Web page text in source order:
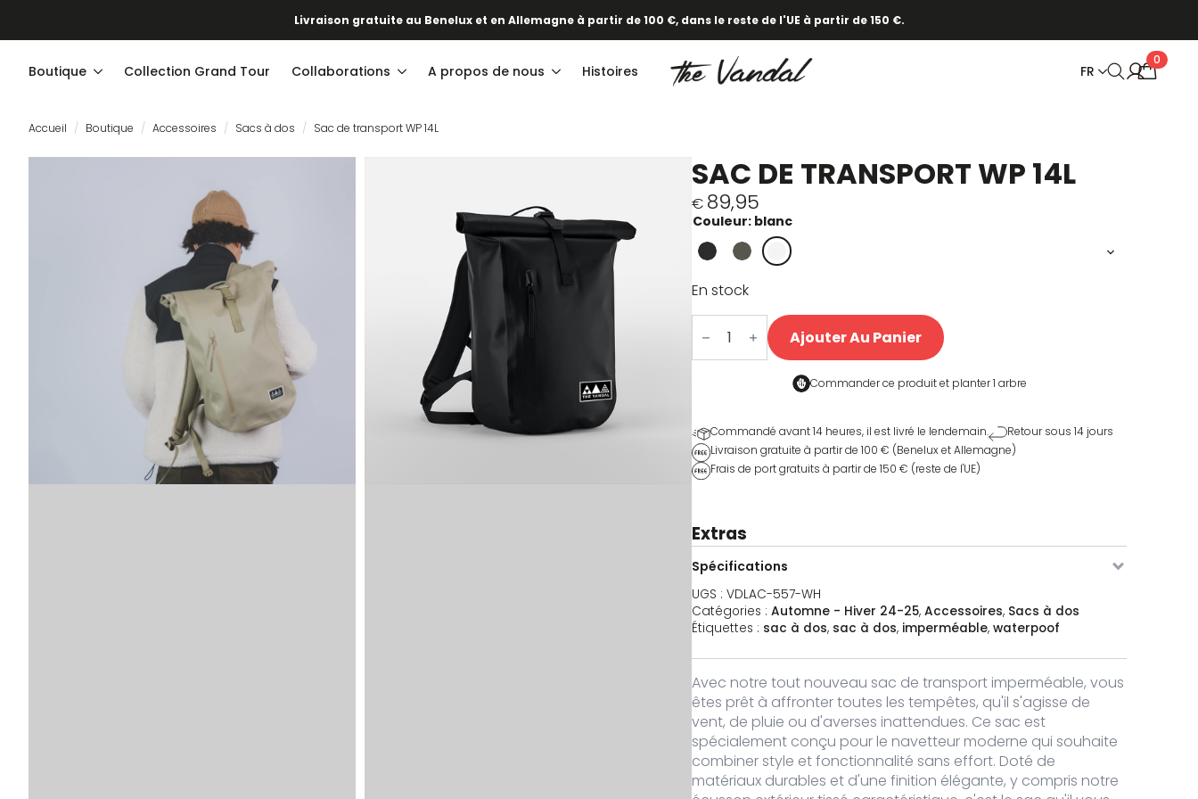
Livraison gratuite au Benelux et en Allemagne à partir de 100 €, dans le reste de l'UE à partir de 150 €.
Boutique Collection Grand Tour Collaborations A propos de nous Histoires FR
0
Accueil Boutique Accessoires Sacs à dos Sac de transport WP 14L
SAC DE TRANSPORT WP 14L
€ 89,95
Couleur: blanc
En stock
quantité
de
Commuter
Bag
Ajouter Au Panier
Commander ce produit et planter 1 arbre
Commandé avant 14 heures, il est livré le lendemain.
Retour sous 14 jours
Livraison gratuite à partir de 100 € (Benelux et Allemagne)
Frais de port gratuits à partir de 150 € (reste de l'UE)
Extras
Spécifications
UGS : VDLAC-557-WH
Catégories : Automne - Hiver 24-25, Accessoires, Sacs à dos
Étiquettes : sac à dos, sac à dos, imperméable, waterpoof
Avec notre tout nouveau sac de transport imperméable, vous
êtes prêt à affronter toutes les tempêtes, qu'il s'agisse de
vent, de pluie ou d'averses inattendues. Ce sac est
spécialement conçu pour le navetteur moderne qui souhaite
combiner style et fonctionnalité sans effort. Doté de
matériaux durables et d'une finition élégante, y compris notre